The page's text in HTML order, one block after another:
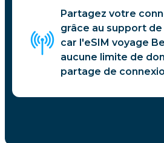
Partagez votre
grâce au support
car l'eSIM voyage
aucune limite de
partage de